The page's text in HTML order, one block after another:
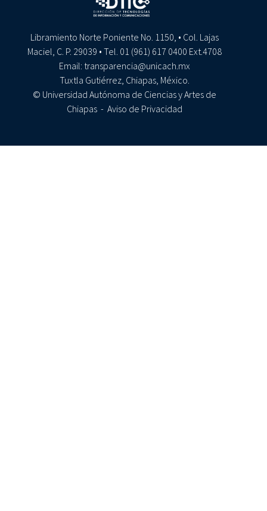
Libramiento Norte Poniente No. 1150, • Col. Lajas
Maciel, C. P. 29039 • Tel. 01 (961) 617 0400 Ext.4708
Email: transparencia@unicach.mx
Tuxtla Gutiérrez, Chiapas, México.
© Universidad Autónoma de Ciencias y Artes de
Chiapas - Aviso de Privacidad